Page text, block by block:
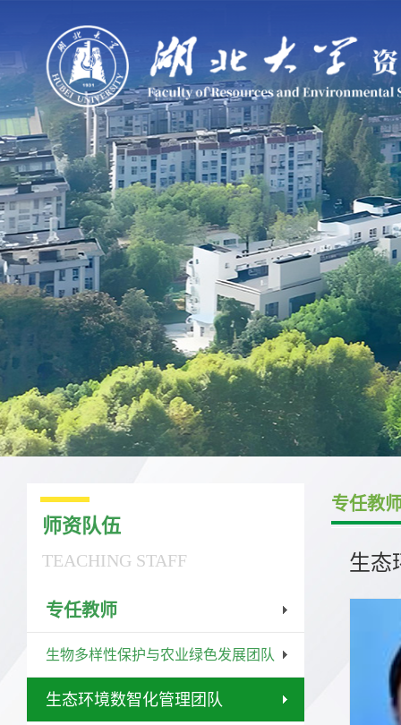
师资队伍
TEACHING STAFF
专任教师
生物多样性保护与农业绿色发展团队
生态环境数智化管理团队
专任教
生态